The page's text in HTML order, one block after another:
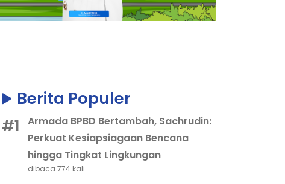
Berita Populer
#1
Armada BPBD Bertambah, Sachrudin:
Perkuat Kesiapsiagaan Bencana
hingga Tingkat Lingkungan
dibaca 774 kali